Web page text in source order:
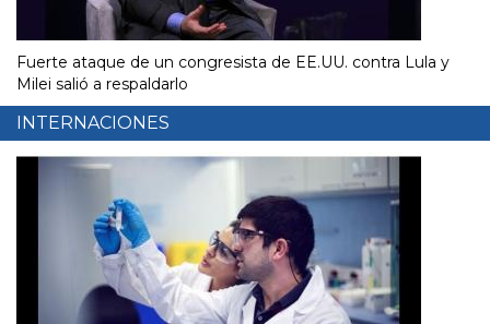
Fuerte ataque de un congresista de EE.UU. contra Lula y
Milei salió a respaldarlo
INTERNACIONES